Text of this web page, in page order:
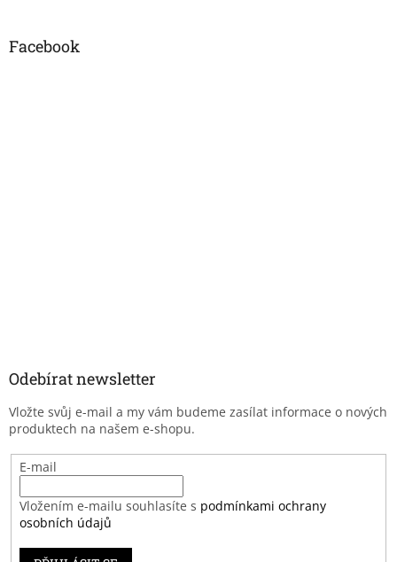
Facebook
Odebírat newsletter
Vložte svůj e-mail a my vám budeme zasílat informace o nových
produktech na našem e-shopu.
E-mail
Vložením e-mailu souhlasíte s podmínkami ochrany
osobních údajů